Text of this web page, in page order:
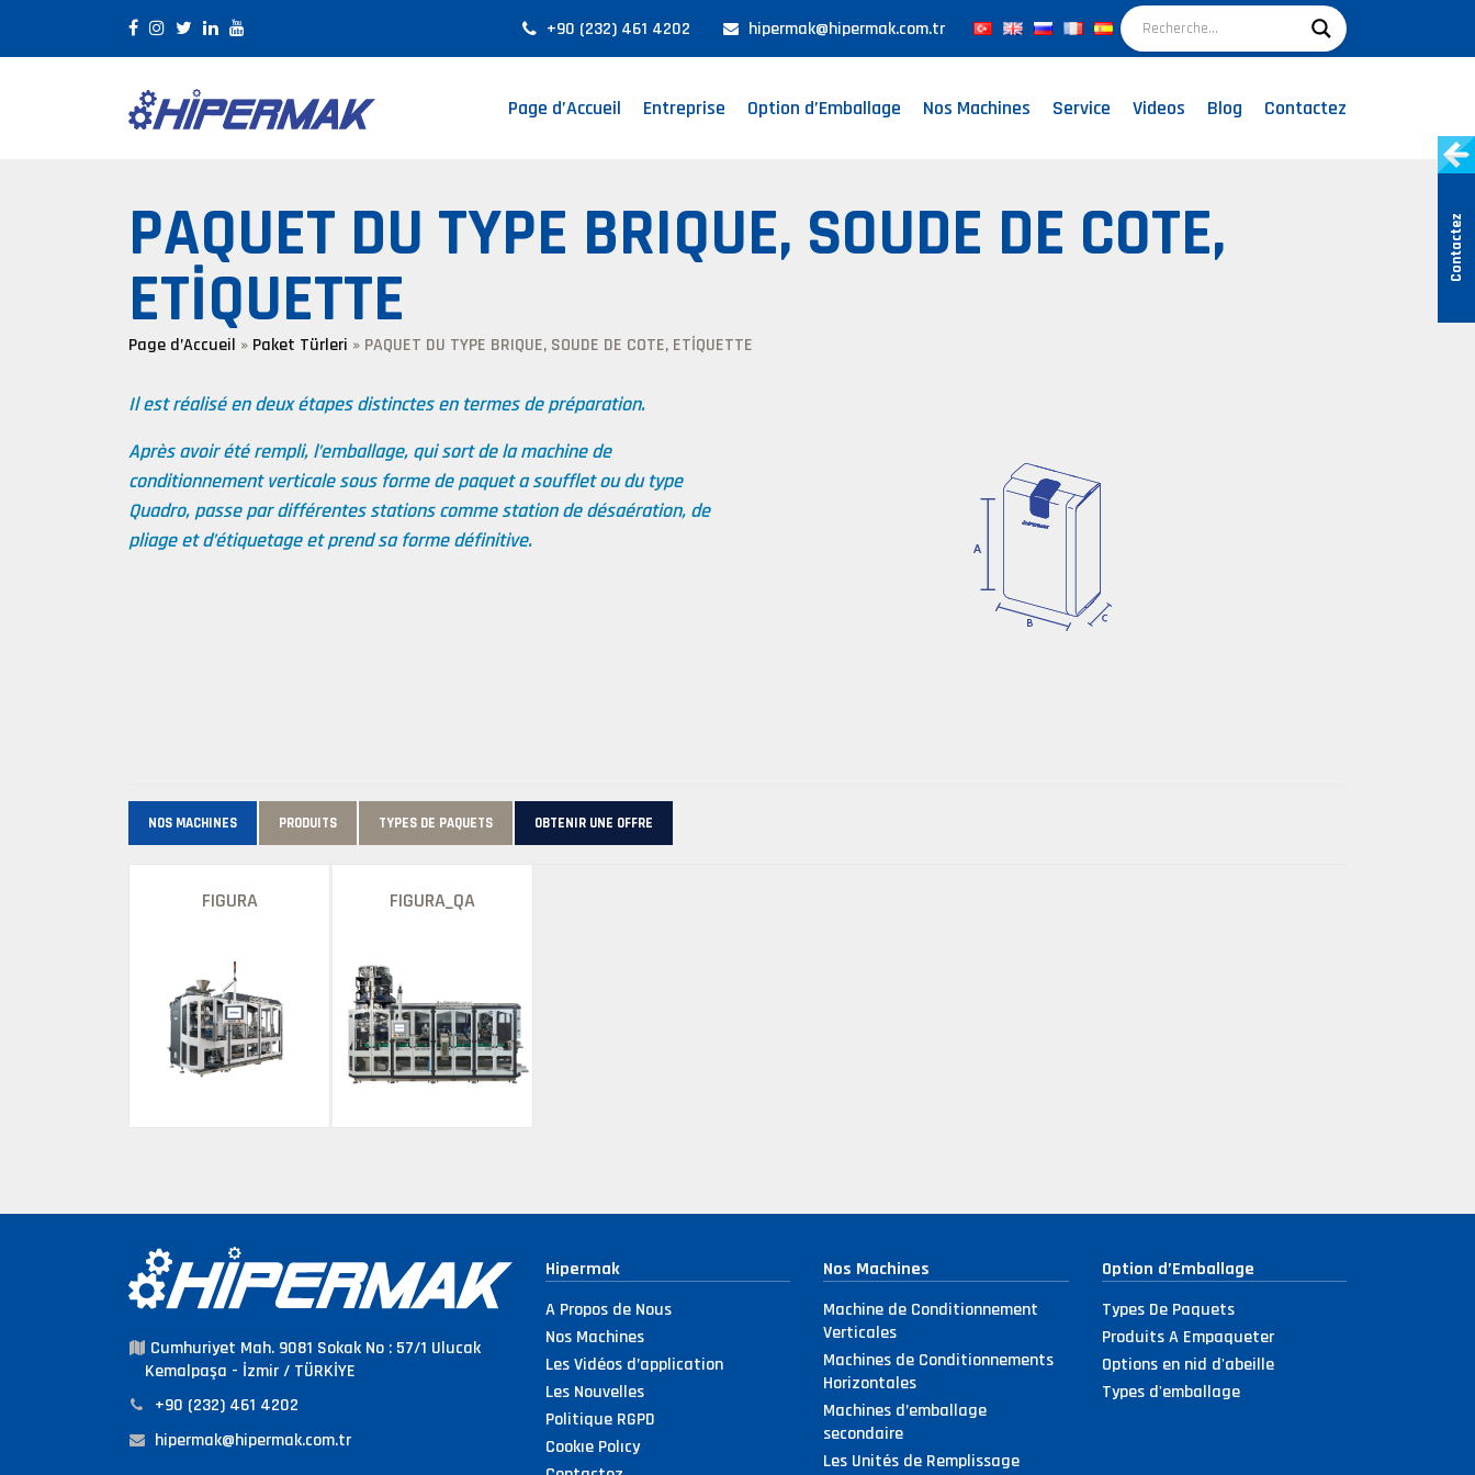
+90 (232) 461 4202 hipermak@hipermak.com.tr
Page d’Accueil Entreprise Option d’Emballage Nos Machines Service Videos Blog Contactez
PAQUET DU TYPE BRIQUE, SOUDE DE COTE,
ETİQUETTE
Page d’Accueil » Paket Türleri » PAQUET DU TYPE BRIQUE, SOUDE DE COTE, ETİQUETTE
Il est réalisé en deux étapes distinctes en termes de préparation.
Après avoir été rempli, l’emballage, qui sort de la machine de
conditionnement verticale sous forme de paquet a soufflet ou du type
Quadro, passe par différentes stations comme station de désaération, de
pliage et d’étiquetage et prend sa forme définitive.
NOS MACHINES PRODUITS TYPES DE PAQUETS OBTENIR UNE OFFRE
FIGURA FIGURA_QA
Cumhuriyet Mah. 9081 Sokak No : 57/1 Ulucak
Kemalpaşa - İzmir / TÜRKİYE
+90 (232) 461 4202
hipermak@hipermak.com.tr
Hipermak
A Propos de Nous
Nos Machines
Les Vidéos d’application
Les Nouvelles
Politique RGPD
Cookıe Polıcy
Nos Machines
Machine de Conditionnement
Verticales
Machines de Conditionnements
Horizontales
Machines d’emballage
secondaire
Les Unités de Remplissage
Option d’Emballage
Types De Paquets
Produits A Empaqueter
Options en nid d'abeille
Types d'emballage
Contactez